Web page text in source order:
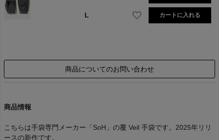
L カートに入れる
商品についてのお問い合わせ
商品情報
こちらは手袋専門メーカー「SoH」の覆 Veil 手袋です。2025年リリ
ースの新作です。